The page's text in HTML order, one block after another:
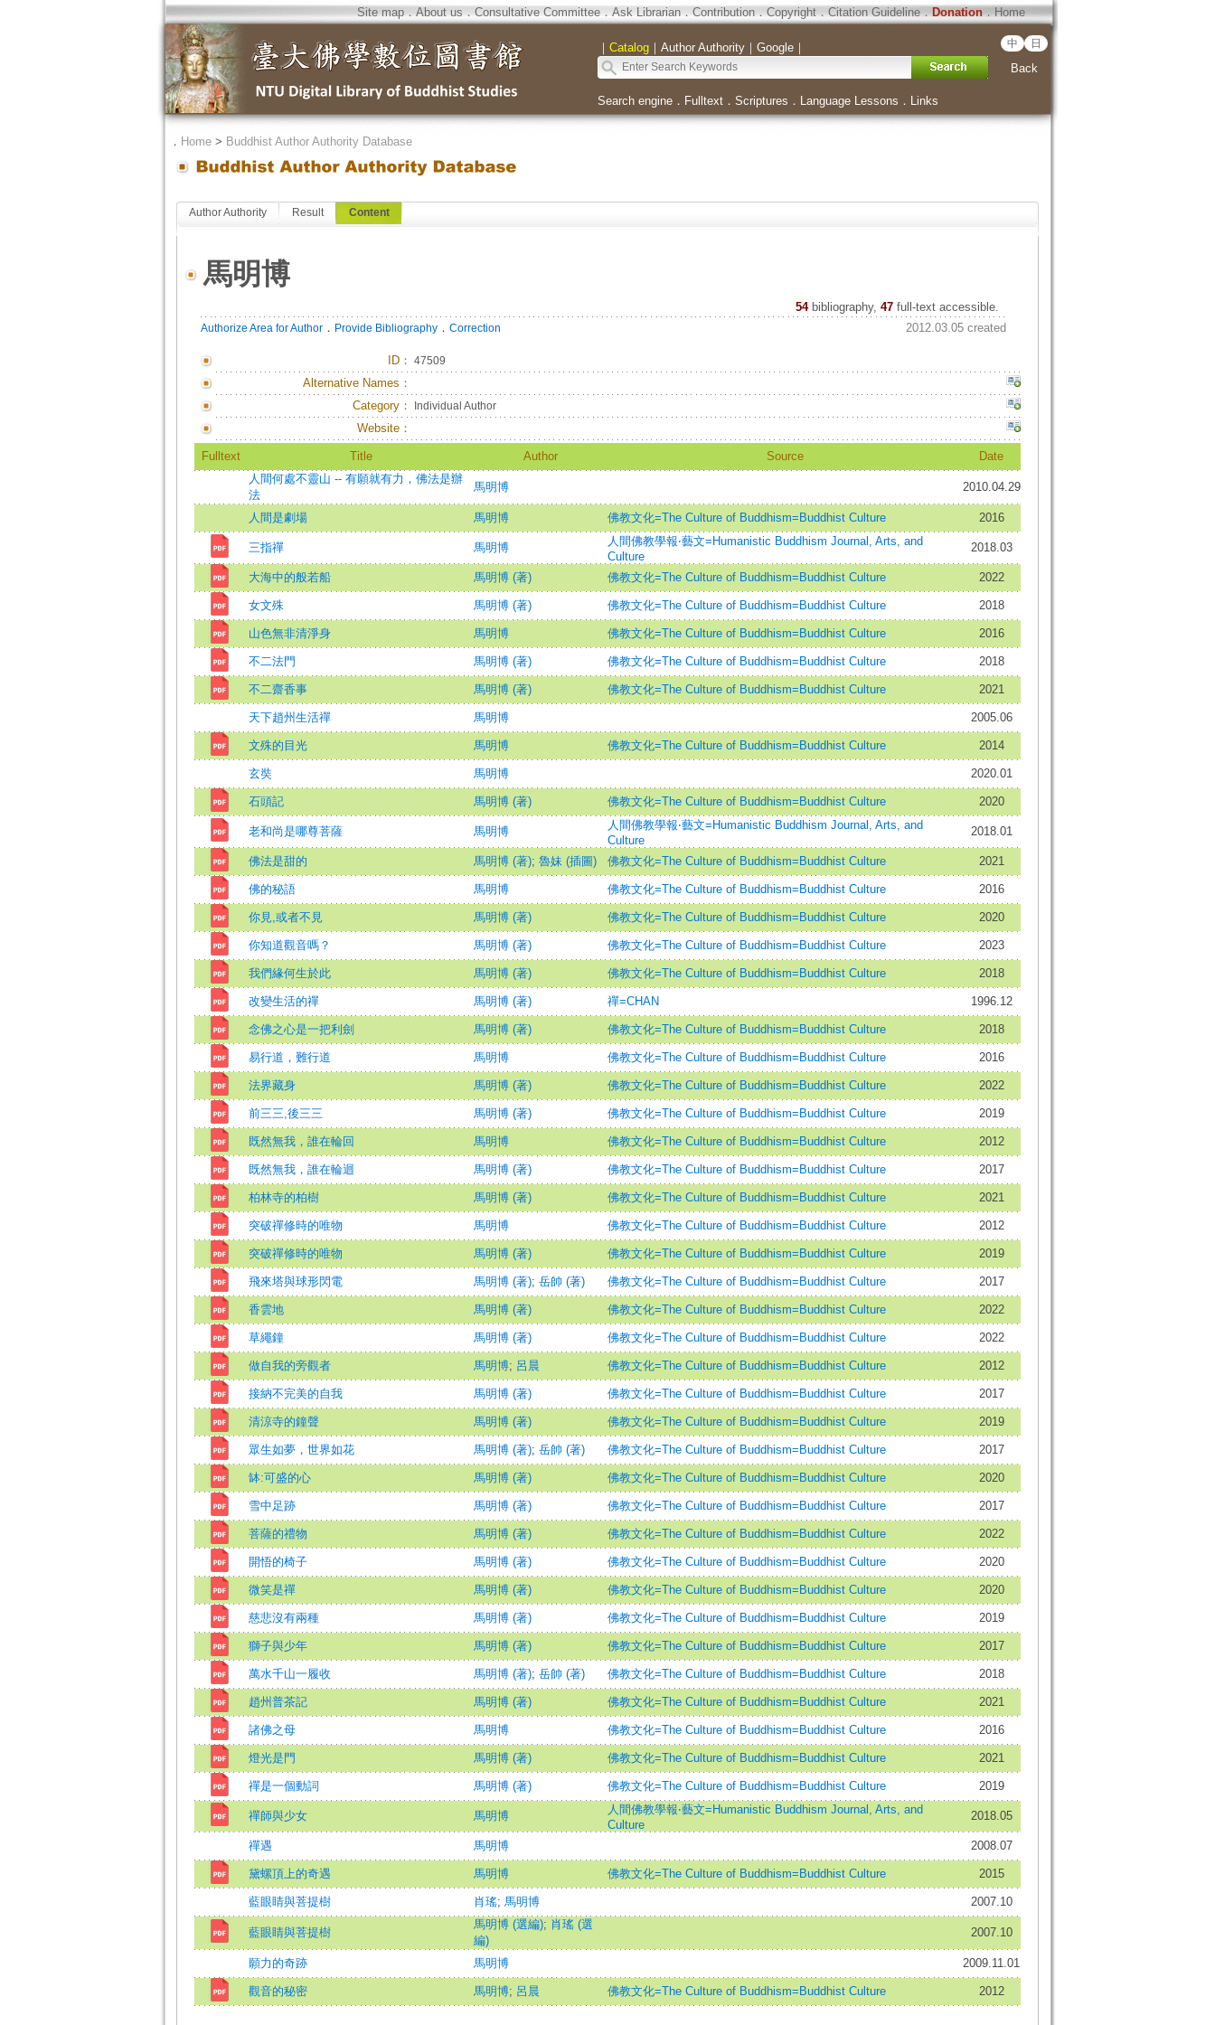
Site map．About us．Consultative Committee．Ask Librarian．Contribution．Copyright．Citation Guideline．Donation．Home
｜ Catalog｜ Author Authority｜ Google｜ 中 日
Back
Search engine． Fulltext． Scriptures ． Language Lessons ． Links
． Home> Buddhist Author Authority Database
Author Authority Result Content
馬明博
54 bibliography, 47full-text accessible.
Authorize Area for Author． Provide Bibliography． Correction 2012.03.05 created
ID： 47509
Alternative Names：
Category：
Individual Author
Website：
Fulltext Title Author Source
Date
人間何處不靈山 -- 有願就有力，佛法是辦
法
馬明博 2010.04.29
人間是劇場 馬明博 佛教文化=The Culture of Buddhism=Buddhist Culture 2016
三指禪 馬明博
人間佛教學報‧藝文=Humanistic Buddhism Journal, Arts, and
Culture
2018.03
大海中的般若船 馬明博 (著) 佛教文化=The Culture of Buddhism=Buddhist Culture 2022
女文殊 馬明博 (著) 佛教文化=The Culture of Buddhism=Buddhist Culture 2018
山色無非清淨身 馬明博 佛教文化=The Culture of Buddhism=Buddhist Culture 2016
不二法門 馬明博 (著) 佛教文化=The Culture of Buddhism=Buddhist Culture 2018
不二齋香事 馬明博 (著) 佛教文化=The Culture of Buddhism=Buddhist Culture 2021
天下趙州生活禪 馬明博 2005.06
文殊的目光 馬明博 佛教文化=The Culture of Buddhism=Buddhist Culture 2014
玄奘 馬明博 2020.01
石頭記 馬明博 (著) 佛教文化=The Culture of Buddhism=Buddhist Culture 2020
老和尚是哪尊菩薩 馬明博
人間佛教學報‧藝文=Humanistic Buddhism Journal, Arts, and
Culture
2018.01
佛法是甜的 馬明博 (著); 魯妹 (插圖) 佛教文化=The Culture of Buddhism=Buddhist Culture 2021
佛的秘語 馬明博 佛教文化=The Culture of Buddhism=Buddhist Culture 2016
你見,或者不見 馬明博 (著) 佛教文化=The Culture of Buddhism=Buddhist Culture 2020
你知道觀音嗎？ 馬明博 (著) 佛教文化=The Culture of Buddhism=Buddhist Culture 2023
我們緣何生於此 馬明博 (著) 佛教文化=The Culture of Buddhism=Buddhist Culture 2018
改變生活的禪 馬明博 (著) 禪=CHAN 1996.12
念佛之心是一把利劍 馬明博 (著) 佛教文化=The Culture of Buddhism=Buddhist Culture 2018
易行道，難行道 馬明博 佛教文化=The Culture of Buddhism=Buddhist Culture 2016
法界藏身 馬明博 (著) 佛教文化=The Culture of Buddhism=Buddhist Culture 2022
前三三,後三三 馬明博 (著) 佛教文化=The Culture of Buddhism=Buddhist Culture 2019
既然無我，誰在輪回 馬明博 佛教文化=The Culture of Buddhism=Buddhist Culture 2012
既然無我，誰在輪迴 馬明博 (著) 佛教文化=The Culture of Buddhism=Buddhist Culture 2017
柏林寺的柏樹 馬明博 (著) 佛教文化=The Culture of Buddhism=Buddhist Culture 2021
突破禪修時的唯物 馬明博 佛教文化=The Culture of Buddhism=Buddhist Culture 2012
突破禪修時的唯物 馬明博 (著) 佛教文化=The Culture of Buddhism=Buddhist Culture 2019
飛來塔與球形閃電 馬明博 (著); 岳帥 (著) 佛教文化=The Culture of Buddhism=Buddhist Culture 2017
香雲地 馬明博 (著) 佛教文化=The Culture of Buddhism=Buddhist Culture 2022
草繩鐘 馬明博 (著) 佛教文化=The Culture of Buddhism=Buddhist Culture 2022
做自我的旁觀者 馬明博; 呂晨 佛教文化=The Culture of Buddhism=Buddhist Culture 2012
接納不完美的自我 馬明博 (著) 佛教文化=The Culture of Buddhism=Buddhist Culture 2017
清涼寺的鐘聲 馬明博 (著) 佛教文化=The Culture of Buddhism=Buddhist Culture 2019
眾生如夢，世界如花 馬明博 (著); 岳帥 (著) 佛教文化=The Culture of Buddhism=Buddhist Culture 2017
缽:可盛的心 馬明博 (著) 佛教文化=The Culture of Buddhism=Buddhist Culture 2020
雪中足跡 馬明博 (著) 佛教文化=The Culture of Buddhism=Buddhist Culture 2017
菩薩的禮物 馬明博 (著) 佛教文化=The Culture of Buddhism=Buddhist Culture 2022
開悟的椅子 馬明博 (著) 佛教文化=The Culture of Buddhism=Buddhist Culture 2020
微笑是禪 馬明博 (著) 佛教文化=The Culture of Buddhism=Buddhist Culture 2020
慈悲沒有兩種 馬明博 (著) 佛教文化=The Culture of Buddhism=Buddhist Culture 2019
獅子與少年 馬明博 (著) 佛教文化=The Culture of Buddhism=Buddhist Culture 2017
萬水千山一履收 馬明博 (著); 岳帥 (著) 佛教文化=The Culture of Buddhism=Buddhist Culture 2018
趙州普茶記 馬明博 (著) 佛教文化=The Culture of Buddhism=Buddhist Culture 2021
諸佛之母 馬明博 佛教文化=The Culture of Buddhism=Buddhist Culture 2016
燈光是門 馬明博 (著) 佛教文化=The Culture of Buddhism=Buddhist Culture 2021
禪是一個動詞 馬明博 (著) 佛教文化=The Culture of Buddhism=Buddhist Culture 2019
禪師與少女 馬明博
人間佛教學報‧藝文=Humanistic Buddhism Journal, Arts, and
Culture
2018.05
禪遇 馬明博 2008.07
黛螺頂上的奇遇 馬明博 佛教文化=The Culture of Buddhism=Buddhist Culture 2015
藍眼睛與菩提樹 肖瑤; 馬明博 2007.10
藍眼睛與菩提樹
馬明博 (選編); 肖瑤 (選
編)
2007.10
願力的奇跡 馬明博 2009.11.01
觀音的秘密 馬明博; 呂晨 佛教文化=The Culture of Buddhism=Buddhist Culture 2012